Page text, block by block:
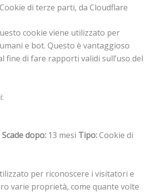
Cookie di terze parti, da Cloudflare
cookie viene utilizzato per
e bot. Questo è vantaggioso
fine di fare rapporti validi sull’uso del
Scade dopo: 13 mesi Tipo:Cookie di
per riconoscere i visitatori e
varie proprietà, come quante volte